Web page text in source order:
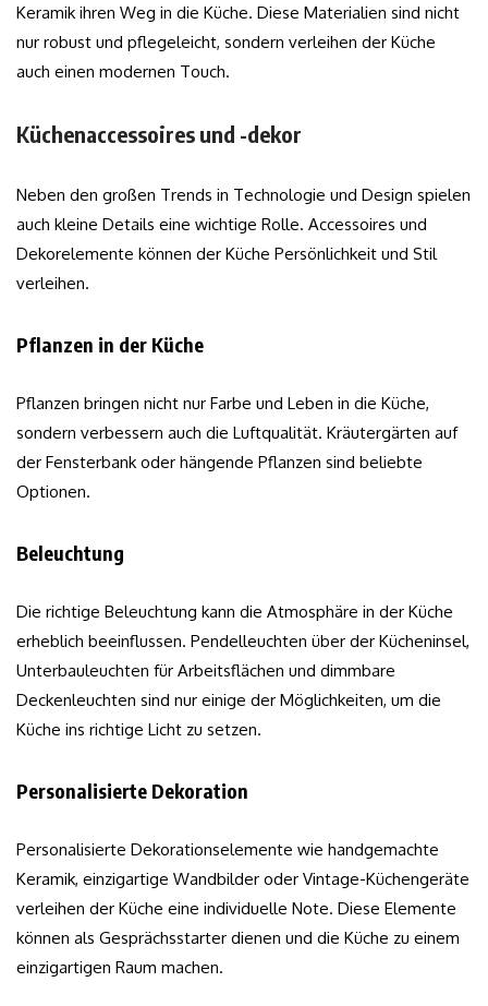
Keramik ihren Weg in die Küche. Diese Materialien sind nicht
nur robust und pflegeleicht, sondern verleihen der Küche
auch einen modernen Touch.
Küchenaccessoires und -dekor
Neben den großen Trends in Technologie und Design spielen
auch kleine Details eine wichtige Rolle. Accessoires und
Dekorelemente können der Küche Persönlichkeit und Stil
verleihen.
Pflanzen in der Küche
Pflanzen bringen nicht nur Farbe und Leben in die Küche,
sondern verbessern auch die Luftqualität. Kräutergärten auf
der Fensterbank oder hängende Pflanzen sind beliebte
Optionen.
Beleuchtung
Die richtige Beleuchtung kann die Atmosphäre in der Küche
erheblich beeinflussen. Pendelleuchten über der Kücheninsel,
Unterbauleuchten für Arbeitsflächen und dimmbare
Deckenleuchten sind nur einige der Möglichkeiten, um die
Küche ins richtige Licht zu setzen.
Personalisierte Dekoration
Personalisierte Dekorationselemente wie handgemachte
Keramik, einzigartige Wandbilder oder Vintage-Küchengeräte
verleihen der Küche eine individuelle Note. Diese Elemente
können als Gesprächsstarter dienen und die Küche zu einem
einzigartigen Raum machen.